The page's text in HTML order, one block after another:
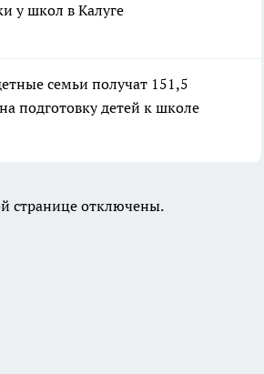
у школ в Калуге
семьи получат 151,5
подготовку детей к школе
странице отключены.